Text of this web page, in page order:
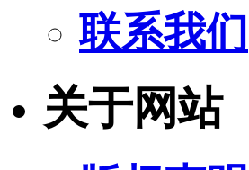
联系我们
关于网站